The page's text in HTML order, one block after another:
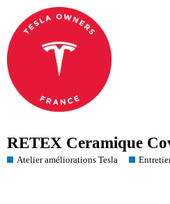
RETEX Ceramique
Atelier améliorations Tesla